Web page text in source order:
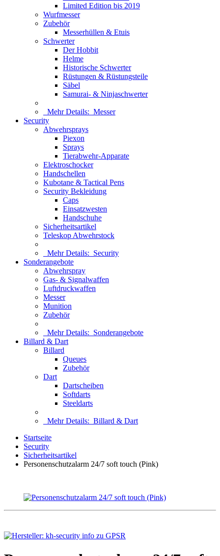
Limited Edition bis 2019
Wurfmesser
Zubehör
Messerhüllen & Etuis
Schwerter
Der Hobbit
Helme
Historische Schwerter
Rüstungen & Rüstungsteile
Säbel
Samurai- & Ninjaschwerter
Mehr Details: Messer
Security
Abwehrsprays
Piexon
Sprays
Tierabwehr-Apparate
Elektroschocker
Handschellen
Kubotane & Tactical Pens
Security Bekleidung
Caps
Einsatzwesten
Handschuhe
Sicherheitsartikel
Teleskop Abwehrstock
Mehr Details: Security
Sonderangebote
Abwehrspray
Gas- & Signalwaffen
Luftdruckwaffen
Messer
Munition
Zubehör
Mehr Details: Sonderangebote
Billard & Dart
Billard
Queues
Zubehör
Dart
Dartscheiben
Softdarts
Steeldarts
Mehr Details: Billard & Dart
Startseite
Security
Sicherheitsartikel
Personenschutzalarm 24/7 soft touch (Pink)